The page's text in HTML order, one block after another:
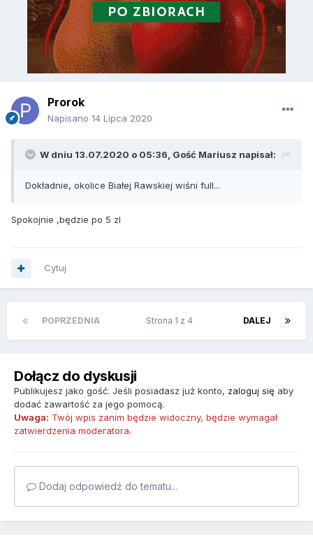
Prorok
Napisano 14 Lipca 2020
W dniu 13.07.2020 o 05:36, Gość Mariusz napisał:
Dokładnie, okolice Białej Rawskiej wiśni full...
Spokojnie ,będzie po 5 zl
Cytuj
POPRZEDNIA DALEJ
Strona 1 z 4
Dołącz do dyskusji
Publikujesz jako gość. Jeśli posiadasz już konto, zaloguj się aby
dodać zawartość za jego pomocą.
Uwaga: Twój wpis zanim będzie widoczny, będzie wymagał
zatwierdzenia moderatora.
Dodaj odpowiedź do tematu...